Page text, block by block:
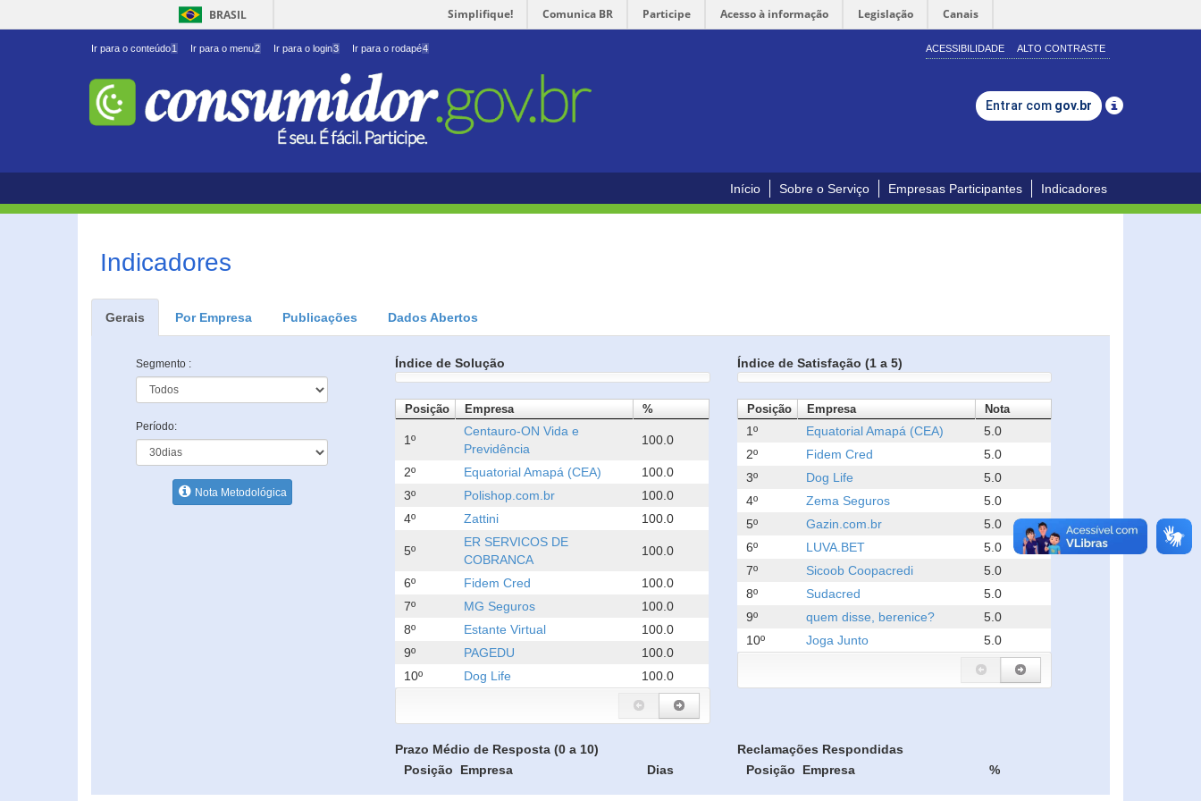
BRASIL Simplifique! Comunica BR Participe Acesso à informação Legislação Canais
Ir para o conteúdo1 Ir para o menu2 Ir para o login3 Ir para o rodapé4 ACESSIBILIDADE ALTO CONTRASTE
Entrar com gov.br
Início Sobre o Serviço Empresas Participantes Indicadores
Indicadores
Gerais Por Empresa Publicações Dados Abertos
Segmento :
Período:
Nota Metodológica
Índice de Solução
Posição Empresa %
1º
Centauro-ON Vida e
Previdência
100.0
2º Equatorial Amapá (CEA)
100.0
3º
Polishop.com.br
100.0
4º
Zattini 100.0
5º
ER SERVICOS DE
COBRANCA
100.0
6º Fidem Cred
100.0
7º
MG Seguros
100.0
8º
Estante Virtual
100.0
9º
PAGEDU
100.0
10º
Dog Life 100.0
Índice de Satisfação (1 a 5)
Posição Empresa Nota
1º Equatorial Amapá (CEA)
5.0
2º
Fidem Cred
5.0
3º
Dog Life
5.0
4º
Zema Seguros
5.0
5º
Gazin.com.br
5.0
6º
LUVA.BET
5.0
7º
Sicoob Coopacredi
5.0
8º
Sudacred
5.0
9º
quem disse, berenice?
5.0
10º
Joga Junto 5.0
Prazo Médio de Resposta (0 a 10)
Posição
Empresa Dias
Reclamações Respondidas
Posição
Empresa %